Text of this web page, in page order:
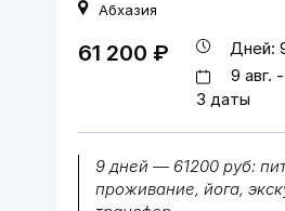
Абхазия
9 дней — 61200 руб:
проживание, йога,
61 200 ₽
Дней:
9 авг.
3 даты